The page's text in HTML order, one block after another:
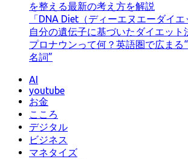
を整える最新の考え方を解説
「DNA Diet（ディーエヌエーダイ
自分の遺伝子に基づいたダイエット
プロナウンって何？英語圏で広まる
名詞”
AI
youtube
お金
こころ
デジタル
ビジネス
マネタイズ